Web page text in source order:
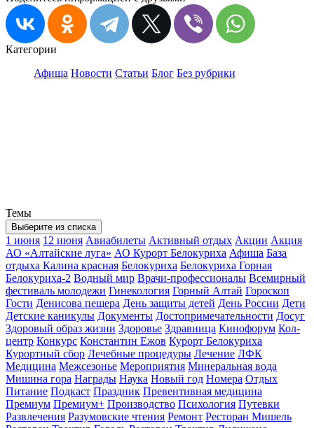
Категории
Афиша Новости Статьи Блог Без рубрики
Темы
Выберите из списка
1 июня 12 июня Авиабилеты Активный отдых Акции Акция
АО «Алтайские луга» АО Курорт Белокуриха Афиша База
отдыха Калина красная Белокуриха Белокуриха Горная
Белокуриха-2 Водный мир Врачи-профессионалы Всемирный
фестиваль молодежи Гинекология Горный Алтай Гороскоп
Гости Денисова пещера День защиты детей День России Дети
Детские каникулы Документы Достопримечательности Досуг
Здоровый образ жизни Здоровье Здравница Кинофорум Кол-
центр Конкурс Константин Ежов Курорт Белокуриха
Курортный сбор Лечебные процедуры Лечение ЛФК
Медицина Межсезонье Мероприятия Минеральная вода
Мишина гора Награды Наука Новый год Номера Отдых
Питание Подкаст Праздник Превентивная медицина
Премиум Премиум+ Производство Психология Путевки
Развлечения Разумовские чтения Ремонт Ресторан Мишель